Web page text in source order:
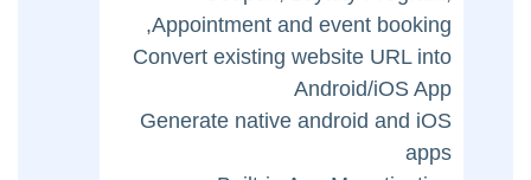
Appointment and event booking,
Convert existing website URL into
Android/iOS App
Generate native android and iOS
apps